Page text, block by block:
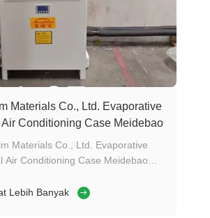
Materials Co., Ltd. Evaporative
Conditioning Case Meidebao
Materials Co., Ltd. Evaporative
Air Conditioning Case Meidebao
Workshop Evaporative Cooling
Lebih Banyak